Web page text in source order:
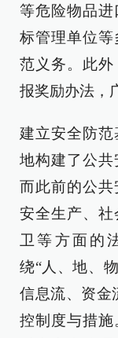
等危险物品进
标管理单位
范义务。此
报奖励办法，
建立安全防
地构建了公共
而此前的公
安全生产、
卫等方面的
绕“人、地、
信息流、资金
控制度与措